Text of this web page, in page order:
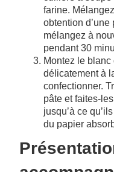
farine.
obtention d’une
mélangez à
pendant 30
Montez le
délicatement à
confectionner.
pâte et faites-
jusqu’à ce
du papier